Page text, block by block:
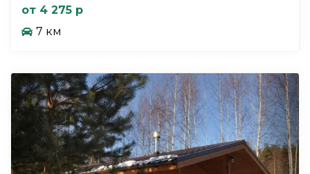
от 4 275 р
7 км